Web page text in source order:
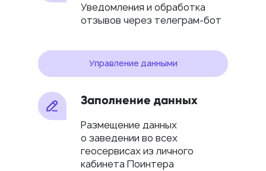
Уведомления и обработка
отзывов через телеграм-бот
Заполнение данных
Размещение данных
о заведении во всех
геосервисах из личного
кабинета Поинтера
Управление данными